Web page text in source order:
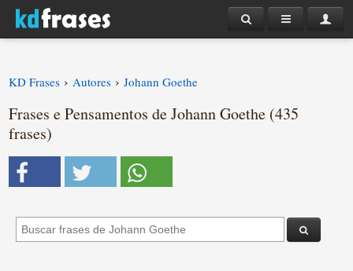
KD Frases › Autores › Johann Goethe
Frases e Pensamentos de Johann Goethe (435
frases)